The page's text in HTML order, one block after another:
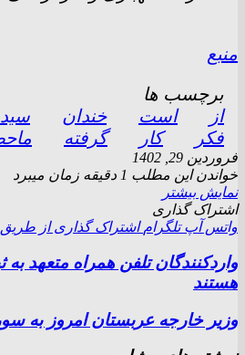
منبع
برچسب ها
از
است خندان سید
فکر
کار گرفته
فروردین 29, 1402
خواندن این مطلب 1 دقیقه زمان میبرد
نمایش بیشتر
اشتراک گذاری
واتس آپ تلگرام اشتراک گذاری از طریق
واردکنندگان تلفن همراه متعهد به
هستند
وزیر خارجه عربستان امروز به